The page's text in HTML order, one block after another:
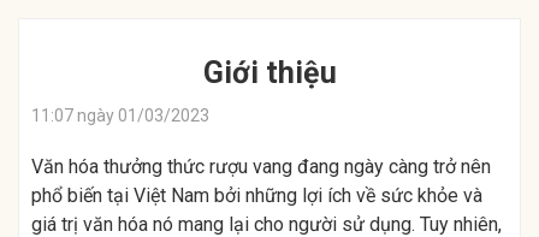
Giới thiệu
11:07 ngày 01/03/2023
Văn hóa thưởng thức rượu vang đang ngày càng trở nên
phổ biến tại Việt Nam bởi những lợi ích về sức khỏe và
giá trị văn hóa nó mang lại cho người sử dụng. Tuy nhiên,